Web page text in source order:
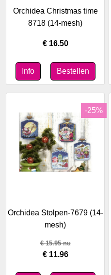
Orchidea Christmas time
8718 (14-mesh)
€ 16.50
-25%
Orchidea Stolpen-7679 (14-
mesh)
€15.95nu
€ 11.96